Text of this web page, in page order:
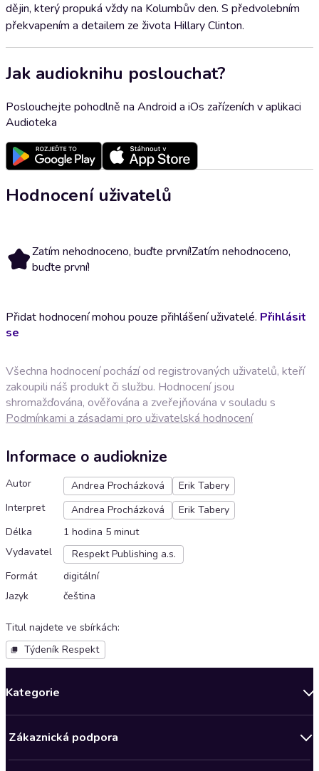
dějin, který propuká vždy na Kolumbův den. S předvolebním
překvapením a detailem ze života Hillary Clinton.
Jak audioknihu poslouchat?
Poslouchejte pohodlně na Android a iOs zařízeních v aplikaci
Audioteka
Hodnocení uživatelů
Zatím nehodnoceno, buďte první!Zatím nehodnoceno,
buďte první!
Přidat hodnocení mohou pouze přihlášení uživatelé. Přihlásit
se
Všechna hodnocení pochází od registrovaných uživatelů, kteří
zakoupili náš produkt či službu. Hodnocení jsou
shromažďována, ověřována a zveřejňována v souladu s
Podmínkami a zásadami pro uživatelská hodnocení
Informace o audioknize
Autor Andrea Procházková
Erik Tabery
Interpret
Andrea Procházková
Erik Tabery
Délka
1 hodina 5 minut
Vydavatel
Respekt Publishing a.s.
Formát
digitální
Jazyk
čeština
Titul najdete ve sbírkách:
Týdeník Respekt
Kategorie
Bestsellery měsíce
Zákaznická podpora